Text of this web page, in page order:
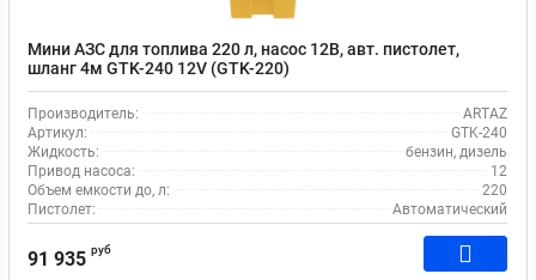
Мини АЗС для топлива 220 л, насос 12В, авт. пистолет,
шланг 4м GTK-240 12V (GTK-220)
Производитель:
ARTAZ
Артикул:
GTK-240
Жидкость:
бензин, дизель
Привод насоса:
12
Объем емкости до, л:
220
Пистолет:
Автоматический
91 935 руб